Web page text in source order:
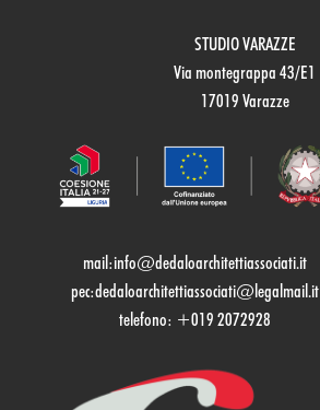
STUDIO VARAZZE
Via montegrappa 43/E1
17019 Varazze
mail:info@dedaloarchitettiassociati.it
pec:dedaloarchitettiassociati@legalmail.it
telefono: +019 2072928